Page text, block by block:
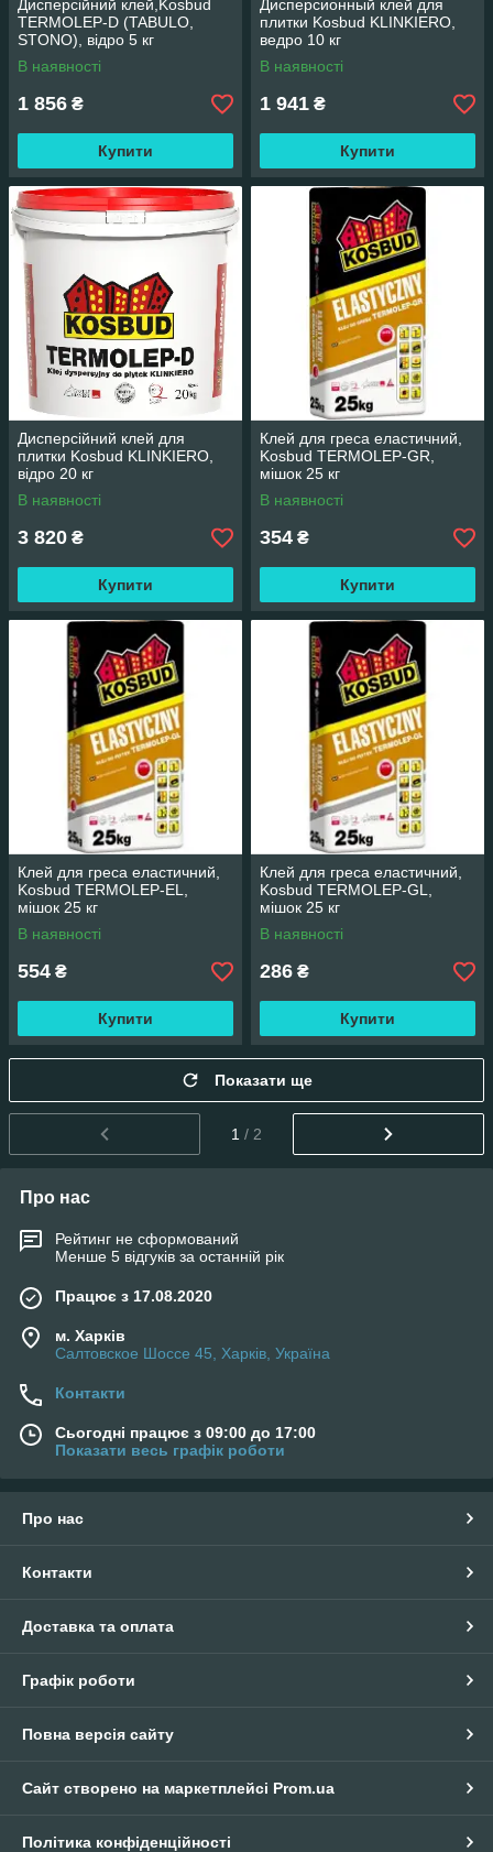
Дисперсійний клей,Kosbud
TERMOLEP-D (TABULO,
STONO), відро 5 кг
В наявності
1 856 ₴
Купити
Дисперсионный клей для
плитки Kosbud KLINKIERO,
ведро 10 кг
В наявності
1 941 ₴
Купити
Дисперсійний клей для
плитки Kosbud KLINKIERO,
відро 20 кг
В наявності
3 820 ₴
Купити
Клей для греса еластичний,
Kosbud TERMOLEP-GR,
мішок 25 кг
В наявності
354 ₴
Купити
Клей для греса еластичний,
Kosbud TERMOLEP-EL,
мішок 25 кг
В наявності
554 ₴
Купити
Клей для греса еластичний,
Kosbud TERMOLEP-GL,
мішок 25 кг
В наявності
286 ₴
Купити
Показати ще
1 / 2
Про нас
Рейтинг не сформований
Менше 5 відгуків за останній рік
Працює з 17.08.2020
м. Харків
Салтовское Шоссе 45, Харків, Україна
Контакти
Сьогодні працює з 09:00 до 17:00
Показати весь графік роботи
Про нас
Контакти
Доставка та оплата
Графік роботи
Повна версія сайту
Сайт створено на маркетплейсі Prom.ua
Політика конфіденційності